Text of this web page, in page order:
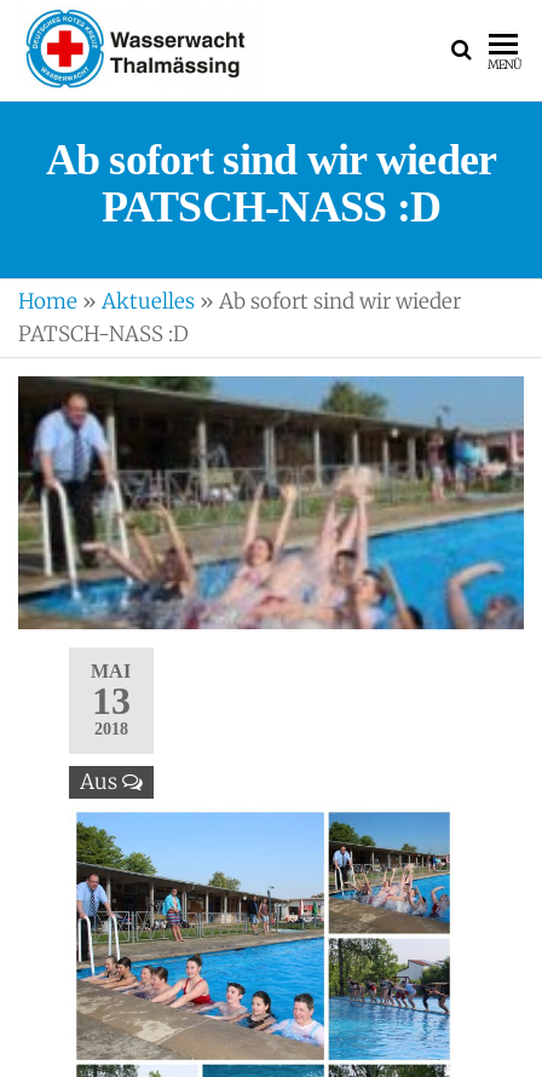
MENÜ
Ab sofort sind wir wieder
PATSCH-NASS :D
Home » Aktuelles » Ab sofort sind wir wieder
PATSCH-NASS :D
MAI
13
2018
Aus